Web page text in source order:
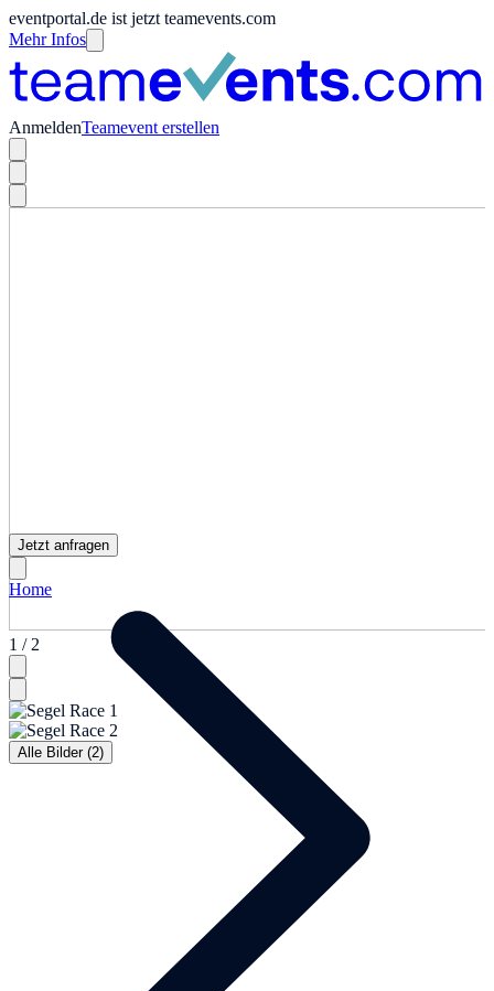
eventportal.de ist jetzt teamevents.com
Mehr Infos
AnmeldenTeamevent erstellen
1 / 2
Alle Bilder (2)
Jetzt anfragen
Home